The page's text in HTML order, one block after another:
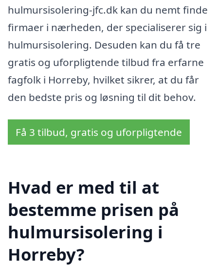
hulmursisolering-jfc.dk kan du nemt finde
firmaer i nærheden, der specialiserer sig i
hulmursisolering. Desuden kan du få tre
gratis og uforpligtende tilbud fra erfarne
fagfolk i Horreby, hvilket sikrer, at du får
den bedste pris og løsning til dit behov.
Få 3 tilbud, gratis og uforpligtende
Hvad er med til at
bestemme prisen på
hulmursisolering i
Horreby?